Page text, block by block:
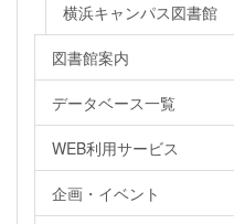
横浜キャンパス図書館
図書館案内
データベース一覧
WEB利用サービス
企画・イベント